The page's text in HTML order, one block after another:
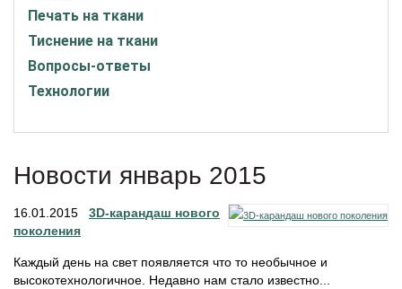
Печать на ткани
Тиснение на ткани
Вопросы-ответы
Технологии
Новости январь 2015
16.01.2015 3D-карандаш нового
поколения
Каждый день на свет появляется что то необычное и
высокотехнологичное. Недавно нам стало известно...